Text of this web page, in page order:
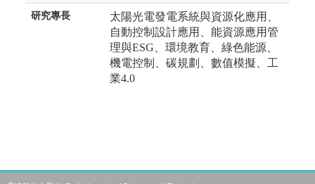
研究專長
太陽光電發電系統與資源化應用、
自動控制設計應用、能資源應用管
理與ESG 、環境教育、綠色能源、
機電控制、碳規劃、數值模擬、工
業4.0